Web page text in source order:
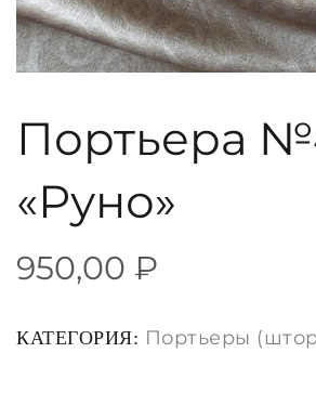
Портьера
«Руно»
950,00 ₽
КАТЕГОРИЯ: Портьеры